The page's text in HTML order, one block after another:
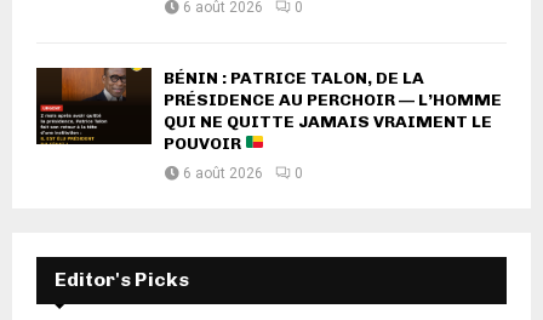
6 août 2026 0
BÉNIN : PATRICE TALON, DE LA
PRÉSIDENCE AU PERCHOIR — L’HOMME
QUI NE QUITTE JAMAIS VRAIMENT LE
POUVOIR
6 août 2026 0
Editor's Picks